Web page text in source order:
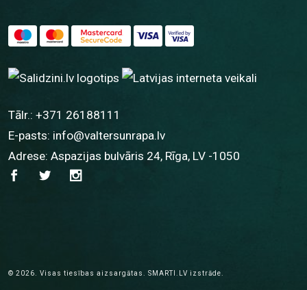
Tālr.: +371 26188111
E-pasts: info@valtersunrapa.lv
Adrese: Aspazijas bulvāris 24, Rīga, LV -1050
© 2026. Visas tiesības aizsargātas. SMARTI.LV izstrāde.